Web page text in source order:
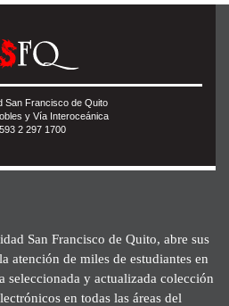
San Francisco de Quito
y Vía Interoceánica
2 297 1700
San Francisco de Quito, abre sus
atención de miles de estudiantes en
seleccionada y actualizada colección
en todas las áreas del